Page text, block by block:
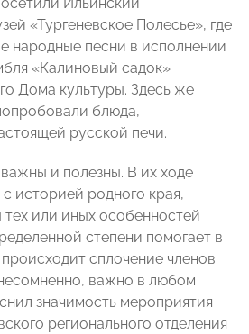
«Тургеневское Полесье», где
народные песни в исполнении
«Калиновый садок»
Дома культуры. Здесь же
блюда,
русской печи.
и полезны. В их ходе
историей родного края,
или иных особенностей
степени помогает в
сплочение членов
важно в любом
значимость мероприятия
регионального отделения